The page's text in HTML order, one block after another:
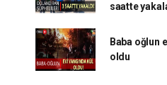
saatte
Baba oğlun
oldu